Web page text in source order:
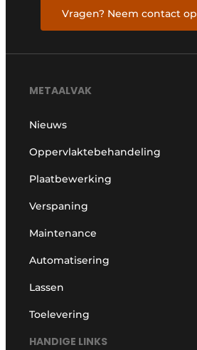
Vragen? Neem contact op
METAALVAK
Nieuws
Oppervlaktebehandeling
Plaatbewerking
Verspaning
Maintenance
Automatisering
Lassen
Toelevering
HANDIGE LINKS